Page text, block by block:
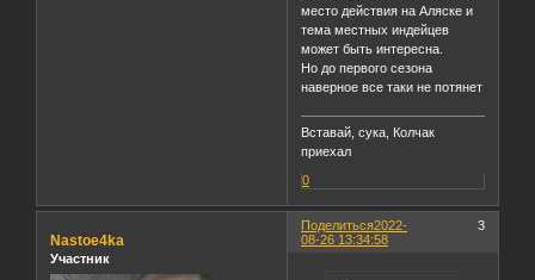
место действия на Аляске и
тема местных индейцев
может быть интересна.
Но до первого сезона
наверное все таки не потянет
Вставай, сука, Колчак
приехал
0
Поделиться 3
2022-
08-26 13:34:58
Nastoe4ka
Участник